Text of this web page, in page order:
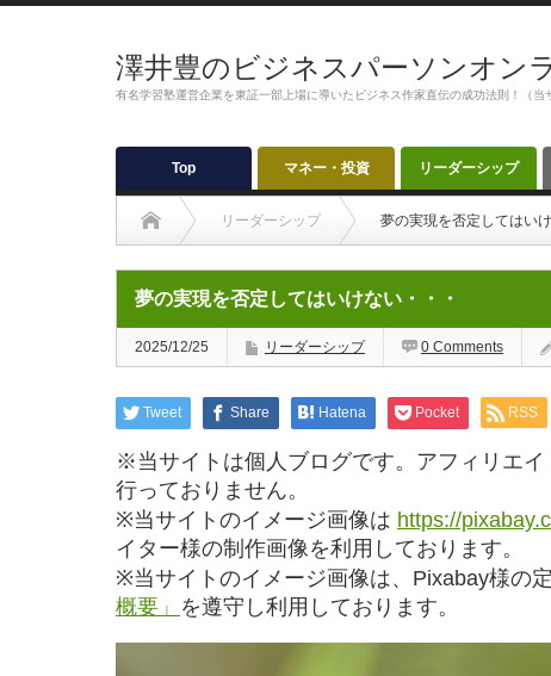
澤井豊のビジネスパーソンオン
有名学習塾運営企業を東証一部上場に導いたビジネス作家直伝の成功法則！（
Top マネー・投資 リーダーシップ
リーダーシップ 夢の実現を否定してはい
夢の実現を否定してはいけない・・・
2025/12/25 リーダーシップ 0 Comments
Tweet Share Hatena Pocket RSS
※当サイトは個人ブログです。アフィリエ
行っておりません。
※当サイトのイメージ画像は https://
イター様の制作画像を利用しております。
※当サイトのイメージ画像は、Pixabay様の
概要」 を遵守し利用しております。